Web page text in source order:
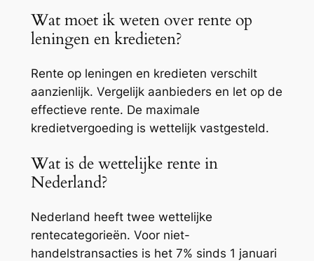
Wat moet ik weten over rente op
leningen en kredieten?
Rente op leningen en kredieten verschilt
aanzienlijk. Vergelijk aanbieders en let op de
effectieve rente. De maximale
kredietvergoeding is wettelijk vastgesteld.
Wat is de wettelijke rente in
Nederland?
Nederland heeft twee wettelijke
rentecategorieën. Voor niet-
handelstransacties is het 7% sinds 1 januari